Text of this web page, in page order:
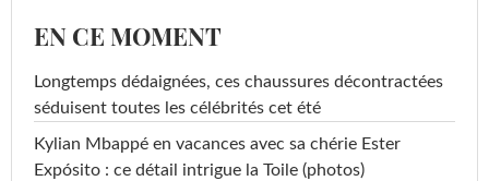
EN CE MOMENT
Longtemps dédaignées, ces chaussures décontractées
séduisent toutes les célébrités cet été
Kylian Mbappé en vacances avec sa chérie Ester
Expósito : ce détail intrigue la Toile (photos)